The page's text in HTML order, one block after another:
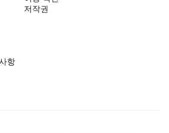
항
저작권